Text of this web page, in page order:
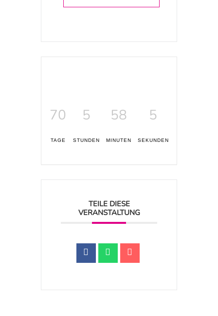
70
TAGE
5
STUNDEN
58
MINUTEN
4
SEKUNDEN
TEILE DIESE
VERANSTALTUNG